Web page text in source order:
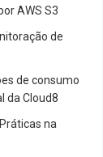
AWS S3
de
de consumo
da Cloud8
na